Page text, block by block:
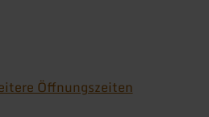
Öffnungszeiten